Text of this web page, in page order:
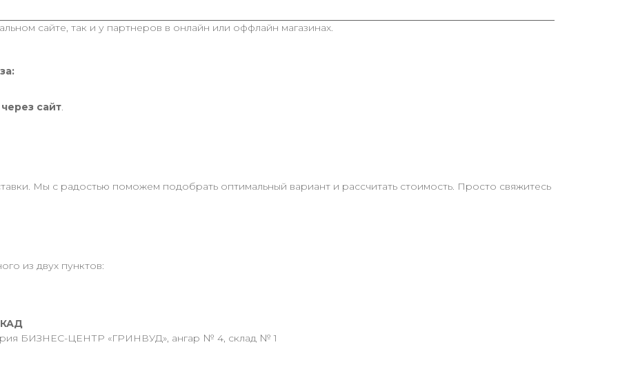
сайте, так и у партнеров в онлайн или оффлайн магазинах.
сайт.
Мы с радостью поможем подобрать оптимальный вариант и рассчитать стоимость. Просто свяжитесь
из двух пунктов:
БИЗНЕС-ЦЕНТР «ГРИНВУД», ангар № 4, склад № 1